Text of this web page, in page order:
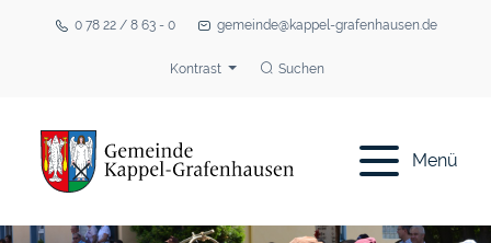
0 78 22 / 8 63 - 0 gemeinde@kappel-grafenhausen.de
Kontrast Suchen
Menü